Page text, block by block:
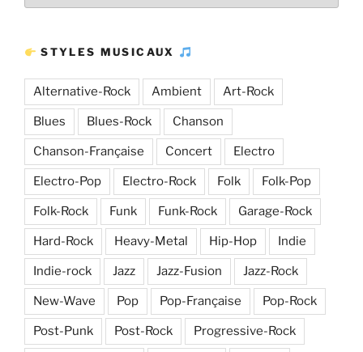
STYLES MUSICAUX
Alternative-Rock Ambient Art-Rock
Blues Blues-Rock Chanson
Chanson-Française Concert Electro
Electro-Pop Electro-Rock Folk Folk-Pop
Folk-Rock Funk Funk-Rock Garage-Rock
Hard-Rock Heavy-Metal Hip-Hop Indie
Indie-rock Jazz Jazz-Fusion Jazz-Rock
New-Wave Pop Pop-Française Pop-Rock
Post-Punk Post-Rock Progressive-Rock